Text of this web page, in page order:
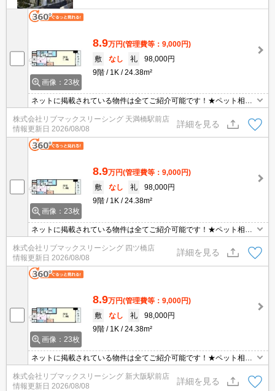
画像：23枚
8.9万円(管理費等：9,000円)
敷
なし 礼
98,000円
9階
1K 24.38m²
ネットに掲載されている物件は全てご紹介可能です！★ペット相談
保証人不要★9階のお部屋なので、日当たり良好★
株式会社リブマックスリーシング 天満橋駅前店
情報更新日 2026/08/08
詳細を見る
画像：23枚
8.9万円(管理費等：9,000円)
敷
なし 礼
98,000円
9階
1K 24.38m²
ネットに掲載されている物件は全てご紹介可能です！★ペット相談
可能★インターネット・Wi-Fi無料★初期費用クレジット決済可能★
保証人不要★9階のお部屋なので、日当たり良好★
株式会社リブマックスリーシング 四ツ橋店
情報更新日 2026/08/08
詳細を見る
画像：23枚
8.9万円(管理費等：9,000円)
敷
なし 礼
98,000円
9階
1K 24.38m²
ネットに掲載されている物件は全てご紹介可能です！★ペット相談
可能★インターネット・Wi-Fi無料★初期費用クレジット決済可能★
保証人不要★9階のお部屋なので、日当たり良好★
株式会社リブマックスリーシング 新大阪駅前店
情報更新日 2026/08/08
詳細を見る